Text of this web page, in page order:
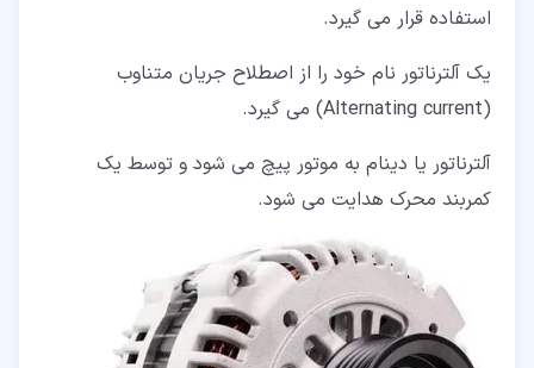
استفاده قرار می گیرد.
یک آلترناتور نام خود را از اصطلاح جریان متناوب
(Alternating current) می گیرد.
آلترناتور یا دینام به موتور پیچ می شود و توسط یک
کمربند محرک هدایت می شود.